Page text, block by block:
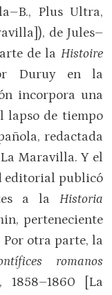
Plus Ultra,
de Jules–
de la Histoire
Duruy en la
incorpora una
lapso de tiempo
redactada
Maravilla. Y el
editorial publicó
a la Historia
perteneciente
otra parte, la
romanos
1858–1860 [La